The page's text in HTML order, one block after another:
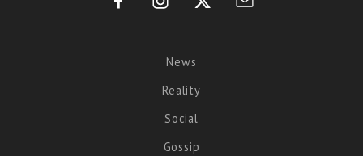
News
Reality
Social
Gossip